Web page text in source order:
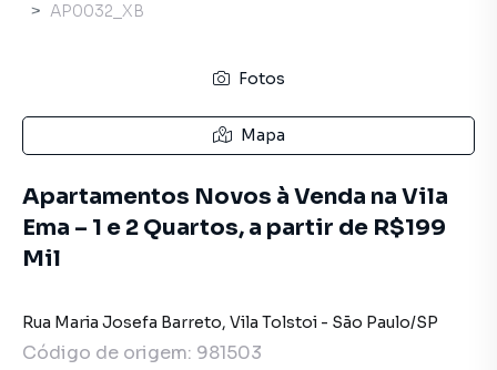
AP0032_XB
Fotos
Mapa
Apartamentos Novos à Venda na Vila
Ema – 1 e 2 Quartos, a partir de R$199
Mil
Rua Maria Josefa Barreto, Vila Tolstoi - São Paulo/SP
Código de origem: 981503